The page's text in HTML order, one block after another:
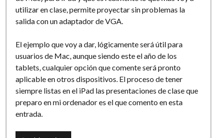
utilizar en clase, permite proyectar sin problemas la
salida con un adaptador de VGA.
El ejemplo que voy a dar, lógicamente será útil para
usuarios de Mac, aunque siendo este el año de los
tablets, cualquier opción que comente será pronto
aplicable en otros dispositivos. El proceso de tener
siempre listas en el iPad las presentaciones de clase que
preparo en mi ordenador es el que comento en esta
entrada.